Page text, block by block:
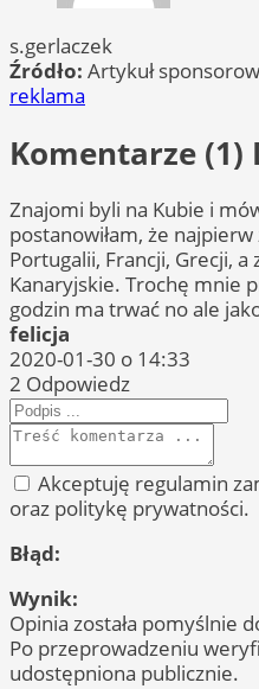
s.gerlaczek
Źródło: Artykuł
reklama
Komentarze (1)
Znajomi byli na Kubie i
postanowiłam, że
Portugalii, Francji, Grecji,
Kanaryjskie. Trochę mnie
godzin ma trwać no ale
felicja
2020-01-30 o 14:33
2 Odpowiedz
Akceptuję regulamin
oraz politykę prywatności.
Błąd:
Wynik:
Opinia została pomyślnie
Po przeprowadzeniu
udostępniona publicznie.